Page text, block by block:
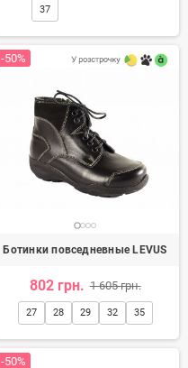
37
-50%
Ботинки повседневные LEVUS
802 грн. 1 605 грн.
27 28 29 32 35
-50%